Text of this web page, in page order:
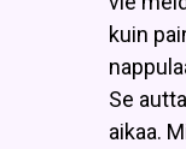
kuin
Se
aikaa.